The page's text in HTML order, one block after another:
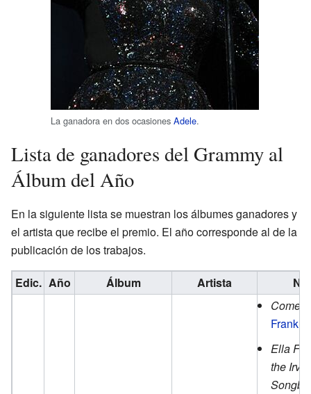
La ganadora en dos ocasiones Adele.
Lista de ganadores del Grammy al
Álbum del Año
En la siguiente lista se muestran los álbumes ganadores y
el artista que recibe el premio. El año corresponde al de la
publicación de los trabajos.
Edic. Año Álbum Artista
Come
Frank
Ella
the